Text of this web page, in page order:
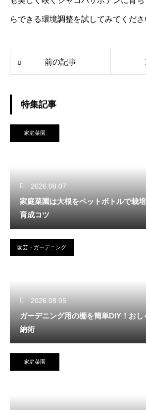
らできる環境調整を試してみてくださ
前の記事
特集記事
家庭菜園
2026.08.07
家庭菜園は大根をペットボトルで栽
育成コツ
園芸・ガーデニング
2026.08.05
ガーデニング用の棚を簡単DIY！おし
納術
家庭菜園